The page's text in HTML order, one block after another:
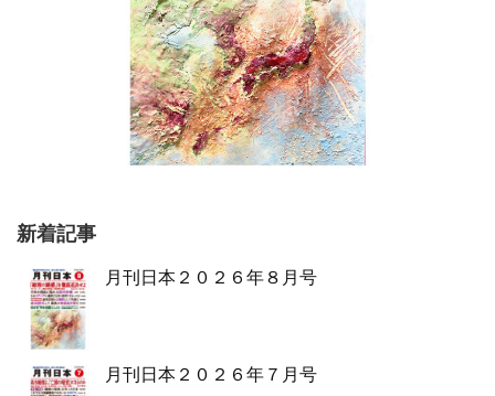
新着記事
月刊日本２０２６年８月号
月刊日本２０２６年７月号